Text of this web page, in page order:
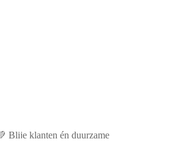
Blije klanten én duurzame